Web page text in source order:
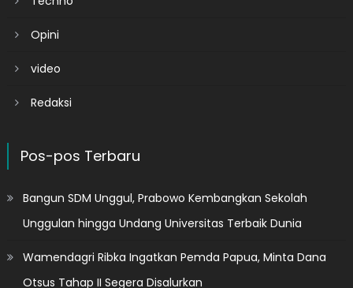
Opini
video
Redaksi
Pos-pos Terbaru
Bangun SDM Unggul, Prabowo Kembangkan Sekolah
Unggulan hingga Undang Universitas Terbaik Dunia
Wamendagri Ribka Ingatkan Pemda Papua, Minta Dana
Otsus Tahap II Segera Disalurkan